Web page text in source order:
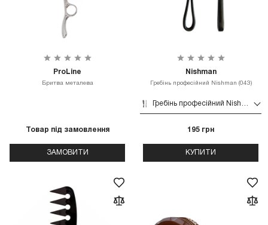
ProLine
Бритва металева
Товар під замовлення
ЗАМОВИТИ
Nishman
Гребінь професійний Nishman (043)
Гребінь професійний Nishman (043)
195 грн
КУПИТИ